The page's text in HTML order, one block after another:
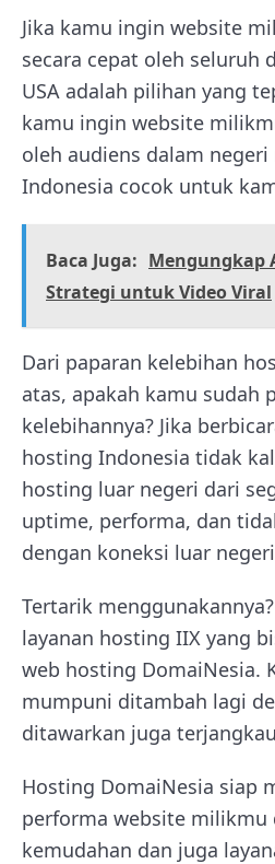
Jika kamu ingin website
secara cepat oleh seluruh
USA adalah pilihan yang
kamu ingin website
oleh audiens dalam
Indonesia cocok untuk
Baca Juga: Mengungkap
Strategi untuk Video Viral
Dari paparan kelebihan
atas, apakah kamu sudah
kelebihannya? Jika
hosting Indonesia tidak
hosting luar negeri dari
uptime, performa, dan
dengan koneksi luar
Tertarik
layanan hosting IIX yang
web hosting DomaiNesia.
mumpuni ditambah lagi
ditawarkan juga
Hosting DomaiNesia siap
performa website milikmu
kemudahan dan juga